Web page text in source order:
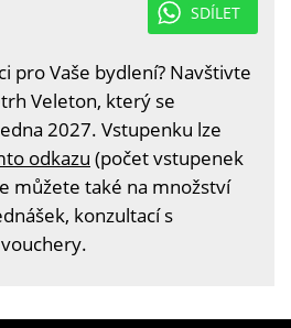
SDÍLET
pro Vaše bydlení? Navštivte
Veleton, který se
2027. Vstupenku lze
odkazu (počet vstupenek
můžete také na množství
konzultací s